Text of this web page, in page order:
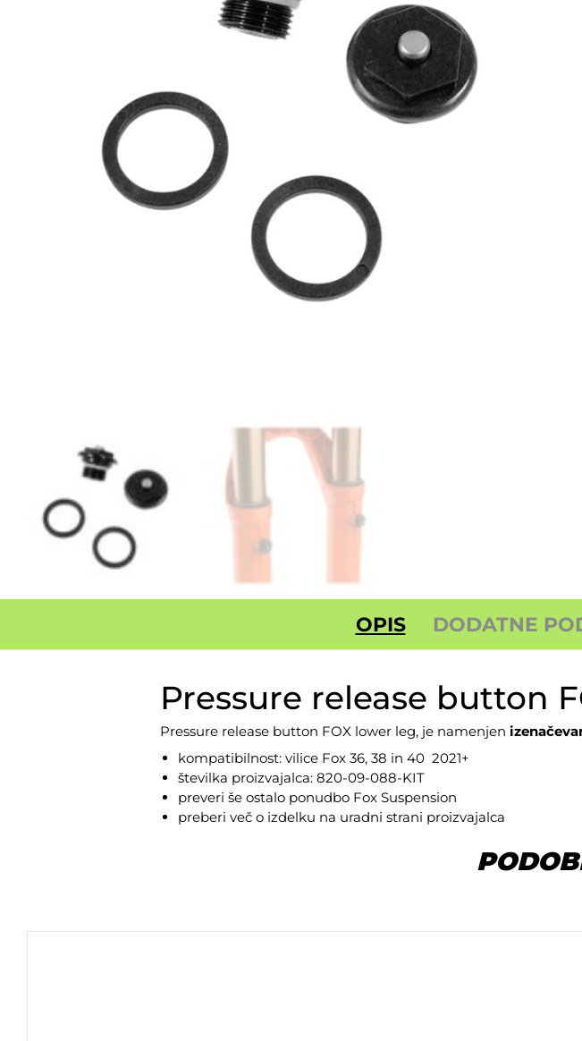
OPIS DODATNE
Pressure release button
Pressure release button FOX lower leg, je namenjen
kompatibilnost: vilice Fox 36, 38 in 40 2021+
številka proizvajalca: 820-09-088-KIT
preveri še ostalo ponudbo Fox Suspension
preberi več o izdelku na uradni strani proizvajalca